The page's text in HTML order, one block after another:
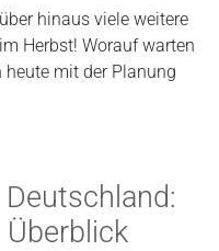
hinaus viele weitere
Herbst! Worauf warten
heute mit der Planung